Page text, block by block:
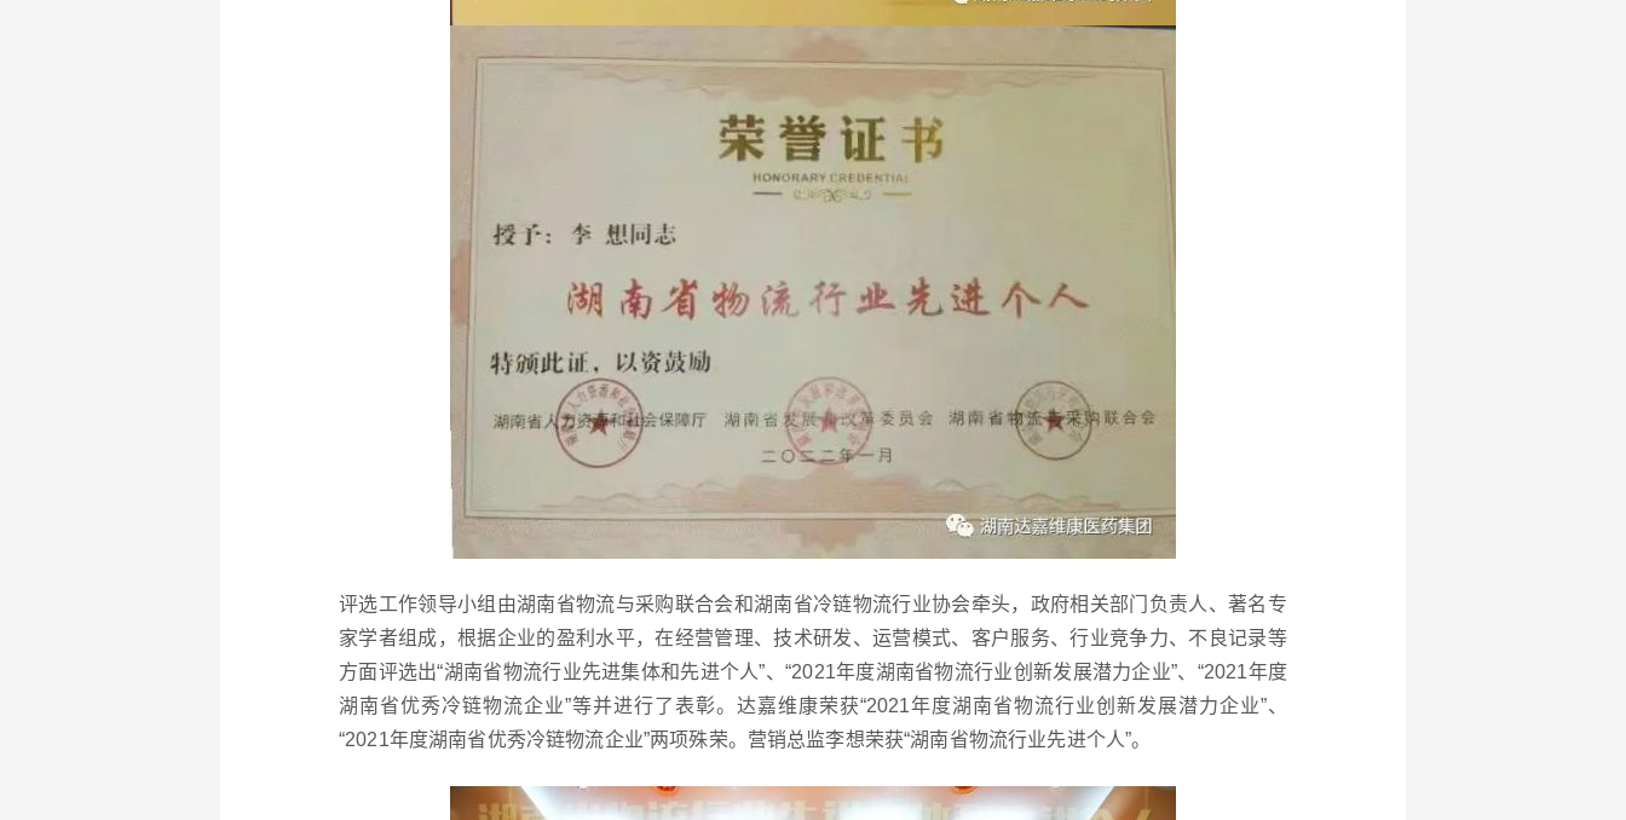
评选工作领导小组由湖南省物流与采购联合会和湖南省冷链物流行业协会牵头，政府相关部门负责人、著名专
家学者组成，根据企业的盈利水平，在经营管理、技术研发、运营模式、客户服务、行业竞争力、不良记录等
方面评选出“湖南省物流行业先进集体和先进个人”、“2021年度湖南省物流行业创新发展潜力企业”、“2021年度
湖南省优秀冷链物流企业”等并进行了表彰。达嘉维康荣获“2021年度湖南省物流行业创新发展潜力企业”、
“2021年度湖南省优秀冷链物流企业”两项殊荣。营销总监李想荣获“湖南省物流行业先进个人”。